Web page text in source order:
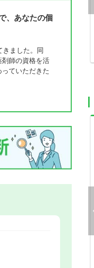
、あなたの個
ました。同
師の資格を活
ていただきた